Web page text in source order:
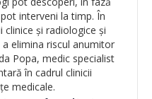
interveni la timp. În
și radiologice și
elimina riscul anumitor
Popa, medic specialist
în cadrul clinicii
medicale.